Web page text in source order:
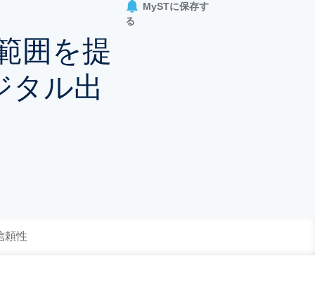
囲を提
タル出
MySTに保存す
る
頼性